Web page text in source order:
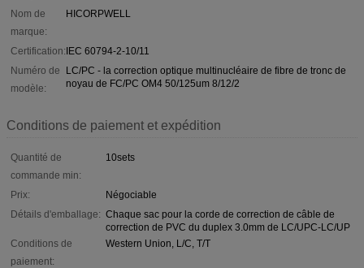
Nom de
marque:
HICORPWELL
Certification:IEC 60794-2-10/11
Numéro de
modèle:
LC/PC - la correction optique multinucléaire de fibre de tronc de
noyau de FC/PC OM4 50/125um 8/12/2
Conditions de paiement et expédition
Quantité de
commande min:
10sets
Prix:
Négociable
Détails d'emballage: Chaque sac pour la corde de correction de câble de
correction de PVC du duplex 3.0mm de LC/UPC-LC/UP
Conditions de
paiement:
Western Union, L/C, T/T